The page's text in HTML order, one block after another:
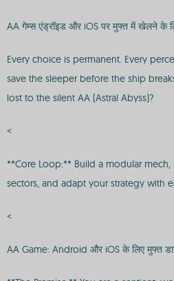
AA गेम्स एंड्रॉइड और iOS पर मुफ्त में खेलने के
Every choice is permanent. Every
save the sleeper before the ship
lost to the silent AA (Astral Abyss)?
<
**Core Loop:** Build a modular
sectors, and adapt your strategy with
<
AA Game: Android और iOS के लिए मुफ्त